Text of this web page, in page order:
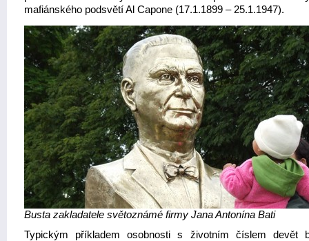
mafiánského podsvětí Al Capone (17.1.1899 – 25.1.1947).
Busta zakladatele světoznámé firmy Jana Antonína Bati
Typickým příkladem osobnosti s životním číslem devět